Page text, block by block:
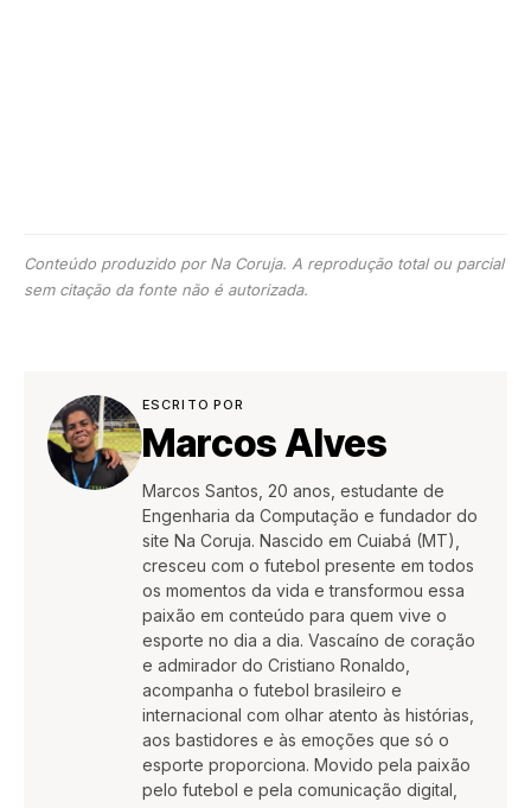
Conteúdo produzido por Na Coruja. A reprodução total ou parcial
sem citação da fonte não é autorizada.
ESCRITO POR
Marcos Alves
Marcos Santos, 20 anos, estudante de
Engenharia da Computação e fundador do
site Na Coruja. Nascido em Cuiabá (MT),
cresceu com o futebol presente em todos
os momentos da vida e transformou essa
paixão em conteúdo para quem vive o
esporte no dia a dia. Vascaíno de coração
e admirador do Cristiano Ronaldo,
acompanha o futebol brasileiro e
internacional com olhar atento às histórias,
aos bastidores e às emoções que só o
esporte proporciona. Movido pela paixão
pelo futebol e pela comunicação digital,